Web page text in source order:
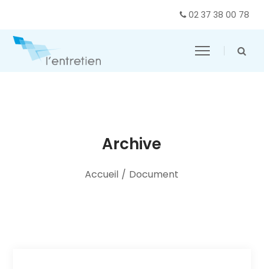
02 37 38 00 78
Archive
Accueil / Document